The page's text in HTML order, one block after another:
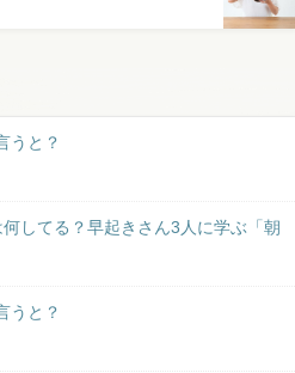
うと？
してる？早起きさん3人に学ぶ「朝
うと？